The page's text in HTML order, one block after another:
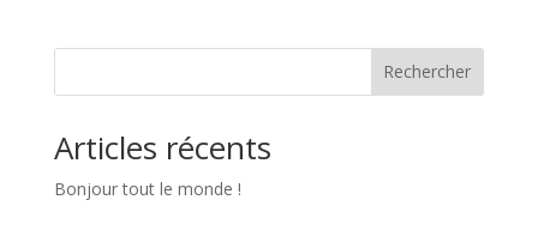
Rechercher
Articles récents
Bonjour tout le monde !